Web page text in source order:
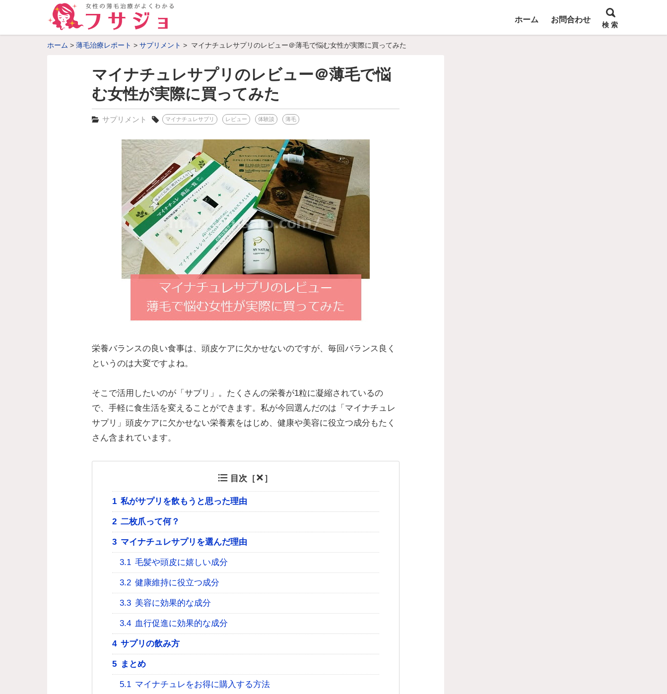
ホーム お問合わせ
検 索
ホーム 薄毛治療レポート サプリメント マイナチュレサプリのレビュー＠薄毛で悩む女性が実際に買ってみた
マイナチュレサプリのレビュー＠薄毛で悩
む女性が実際に買ってみた
サプリメント マイナチュレサプリ レビュー 体験談 薄毛
栄養バランスの良い食事は、頭皮ケアに欠かせないのですが、毎回バランス良く
というのは大変ですよね。
そこで活用したいのが「サプリ」。たくさんの栄養が1粒に凝縮されているの
で、手軽に食生活を変えることができます。私が今回選んだのは「マイナチュレ
サプリ」頭皮ケアに欠かせない栄養素をはじめ、健康や美容に役立つ成分もたく
さん含まれています。
目次［ ］
1 私がサプリを飲もうと思った理由
2 二枚爪って何？
3 マイナチュレサプリを選んだ理由
3.1 毛髪や頭皮に嬉しい成分
3.2 健康維持に役立つ成分
3.3 美容に効果的な成分
3.4 血行促進に効果的な成分
4 サプリの飲み方
5 まとめ
5.1 マイナチュレをお得に購入する方法